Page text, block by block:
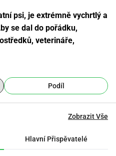
psi, je extrémně vychrtlý a
se dal do pořádku,
veterináře,
Podíl
Zobrazit Vše
Hlavní Přispěvatelé